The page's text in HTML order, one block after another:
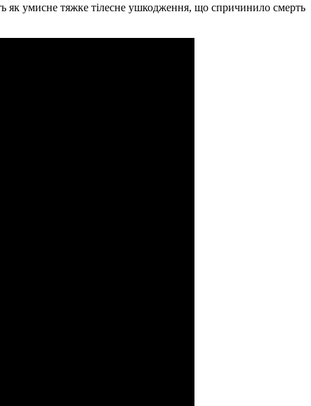
як умисне тяжке тілесне ушкодження, що спричинило смерть